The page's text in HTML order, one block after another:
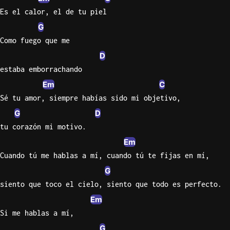
Es el calor, el de tu piel
G
Como fuego que me
D
estaba emborrachando
Em C
Sé tu amor, siempre habías sido mi objetivo,
G D
tu corazón mi motivo.
Em
Cuando tú me hablas a mí, cuando tú te fijas en mí,
G
siento que toco el cielo, siento que todo es perfecto.
Em
Si me hablas a mí,